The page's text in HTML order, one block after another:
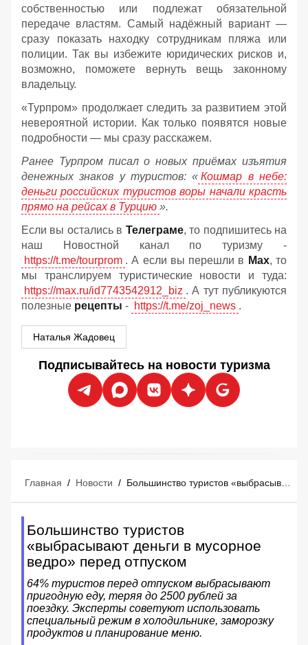
собственностью или подлежат обязательной
передаче властям. Самый надёжный вариант —
сразу показать находку сотрудникам пляжа или
полиции. Так вы избежите юридических рисков и,
возможно, поможете вернуть вещь законному
владельцу.
«Турпром» продолжает следить за развитием этой
невероятной истории. Как только появятся новые
подробности — мы сразу расскажем.
Ранее Турпром писал о новых приёмах изъятия
денежных знаков у туристов: « Кошмар в небе:
деньги российских туристов воры начали красть
прямо на рейсах в Турцию ».
Если вы остались в Телеграме, то подпишитесь на
наш Новостной канал по туризму -
https://t.me/tourprom . А если вы перешли в Мах, то
мы транслируем туристические новости и туда:
https://max.ru/id7743542912_biz . А тут публикуются
полезные рецепты - https://t.me/zoj_news .
Наталья Жадовец
Подписывайтесь на новости туризма
Главная / Новости /
Большинство туристов
«выбрасывают деньги в мусорное
ведро» перед отпуском
64% туристов перед отпуском выбрасывают
пригодную еду, теряя до 2500 рублей за
поездку. Эксперты советуют использовать
специальный режим в холодильнике, заморозку
продуктов и планирование меню.